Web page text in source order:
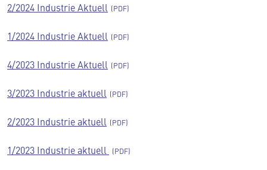
2/2024 Industrie Aktuell
1/2024 Industrie Aktuell
4/2023 Industrie Aktuell
3/2023 Industrie aktuell
2/2023 Industrie aktuell
1/2023 Industrie aktuell